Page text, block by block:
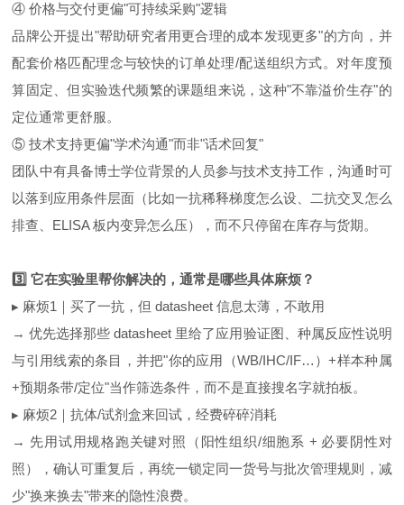
④ 价格与交付更偏"可持续采购"逻辑
品牌公开提出"帮助研究者用更合理的成本发现更多"的方向，并
配套价格匹配理念与较快的订单处理/配送组织方式。对年度预
算固定、但实验迭代频繁的课题组来说，这种"不靠溢价生存"的
定位通常更舒服。
⑤ 技术支持更偏"学术沟通"而非"话术回复"
团队中有具备博士学位背景的人员参与技术支持工作，沟通时可
以落到应用条件层面（比如一抗稀释梯度怎么设、二抗交叉怎么
排查、ELISA 板内变异怎么压），而不只停留在库存与货期。
3️⃣ 它在实验里帮你解决的，通常是哪些具体麻烦？
▸ 麻烦1｜买了一抗，但 datasheet 信息太薄，不敢用
→ 优先选择那些 datasheet 里给了应用验证图、种属反应性说明
与引用线索的条目，并把"你的应用（WB/IHC/IF…）+样本种属
+预期条带/定位"当作筛选条件，而不是直接搜名字就拍板。
▸ 麻烦2｜抗体/试剂盒来回试，经费碎碎消耗
→ 先用试用规格跑关键对照（阳性组织/细胞系 + 必要阴性对
照），确认可重复后，再统一锁定同一货号与批次管理规则，减
少"换来换去"带来的隐性浪费。